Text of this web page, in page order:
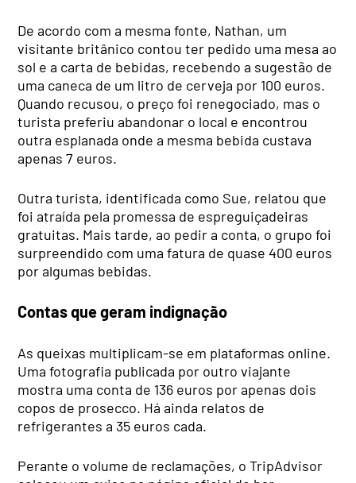
De acordo com a mesma fonte, Nathan, um
visitante britânico contou ter pedido uma mesa ao
sol e a carta de bebidas, recebendo a sugestão de
uma caneca de um litro de cerveja por 100 euros.
Quando recusou, o preço foi renegociado, mas o
turista preferiu abandonar o local e encontrou
outra esplanada onde a mesma bebida custava
apenas 7 euros.
Outra turista, identificada como Sue, relatou que
foi atraída pela promessa de espreguiçadeiras
gratuitas. Mais tarde, ao pedir a conta, o grupo foi
surpreendido com uma fatura de quase 400 euros
por algumas bebidas.
Contas que geram indignação
As queixas multiplicam-se em plataformas online.
Uma fotografia publicada por outro viajante
mostra uma conta de 136 euros por apenas dois
copos de prosecco. Há ainda relatos de
refrigerantes a 35 euros cada.
Perante o volume de reclamações, o TripAdvisor